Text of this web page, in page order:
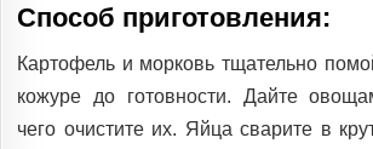
Способ приготовления:
Картофель и морковь тщательно
кожуре до готовности. Дайте
чего очистите их. Яйца сварите в